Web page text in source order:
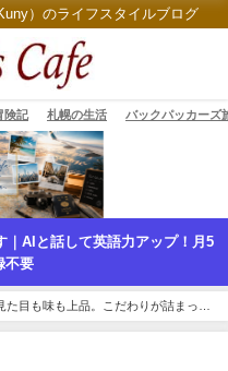
）のライフスタイルブログ
険記 札幌の生活 バックパッカーズ
｜AIと話して英語力アップ！月5
不要
た目も味も上品。こだわりが詰まった
ー